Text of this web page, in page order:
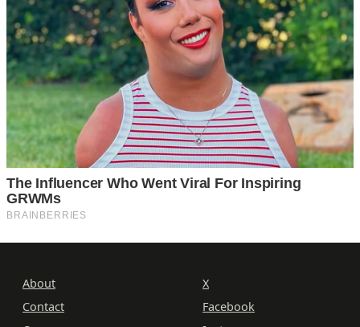
About
Contact
X
Facebook